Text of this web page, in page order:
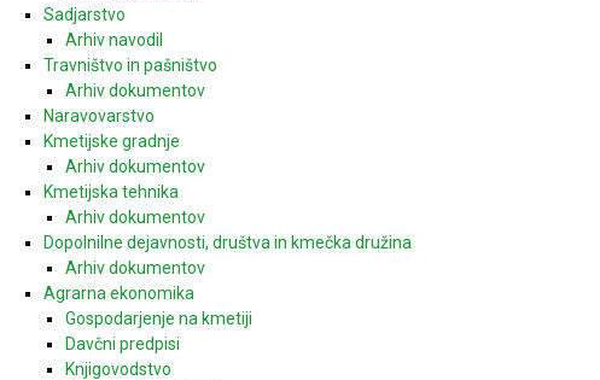
Sadjarstvo
Arhiv navodil
Travništvo in pašništvo
Arhiv dokumentov
Naravovarstvo
Kmetijske gradnje
Arhiv dokumentov
Kmetijska tehnika
Arhiv dokumentov
Dopolnilne dejavnosti, društva in kmečka družina
Arhiv dokumentov
Agrarna ekonomika
Gospodarjenje na kmetiji
Davčni predpisi
Knjigovodstvo